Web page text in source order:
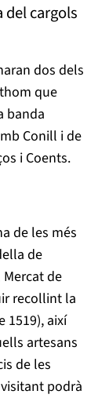
del cargols
dos dels
que
banda
Conill i de
i Coents.
de les més
de
de
recollint la
1519), així
artesans
de les
podrà